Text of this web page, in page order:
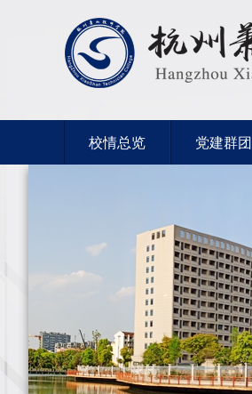
校情总览 党建群团